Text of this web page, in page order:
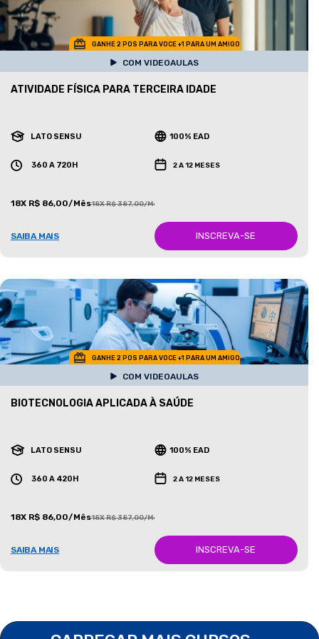
GANHE 2 POS PARA VOCE +1 PARA UM AMIGO
COM VIDEOAULAS
ATIVIDADE FÍSICA PARA TERCEIRA IDADE
LATO SENSU 100% EAD
360 A 720H 2 A 12 MESES
18X R$ 86,00/Mês18X R$ 387,00/Mês
SAIBA MAIS INSCREVA-SE
GANHE 2 POS PARA VOCE +1 PARA UM AMIGO
COM VIDEOAULAS
BIOTECNOLOGIA APLICADA À SAÚDE
LATO SENSU 100% EAD
360 A 420H 2 A 12 MESES
18X R$ 86,00/Mês18X R$ 387,00/Mês
SAIBA MAIS INSCREVA-SE